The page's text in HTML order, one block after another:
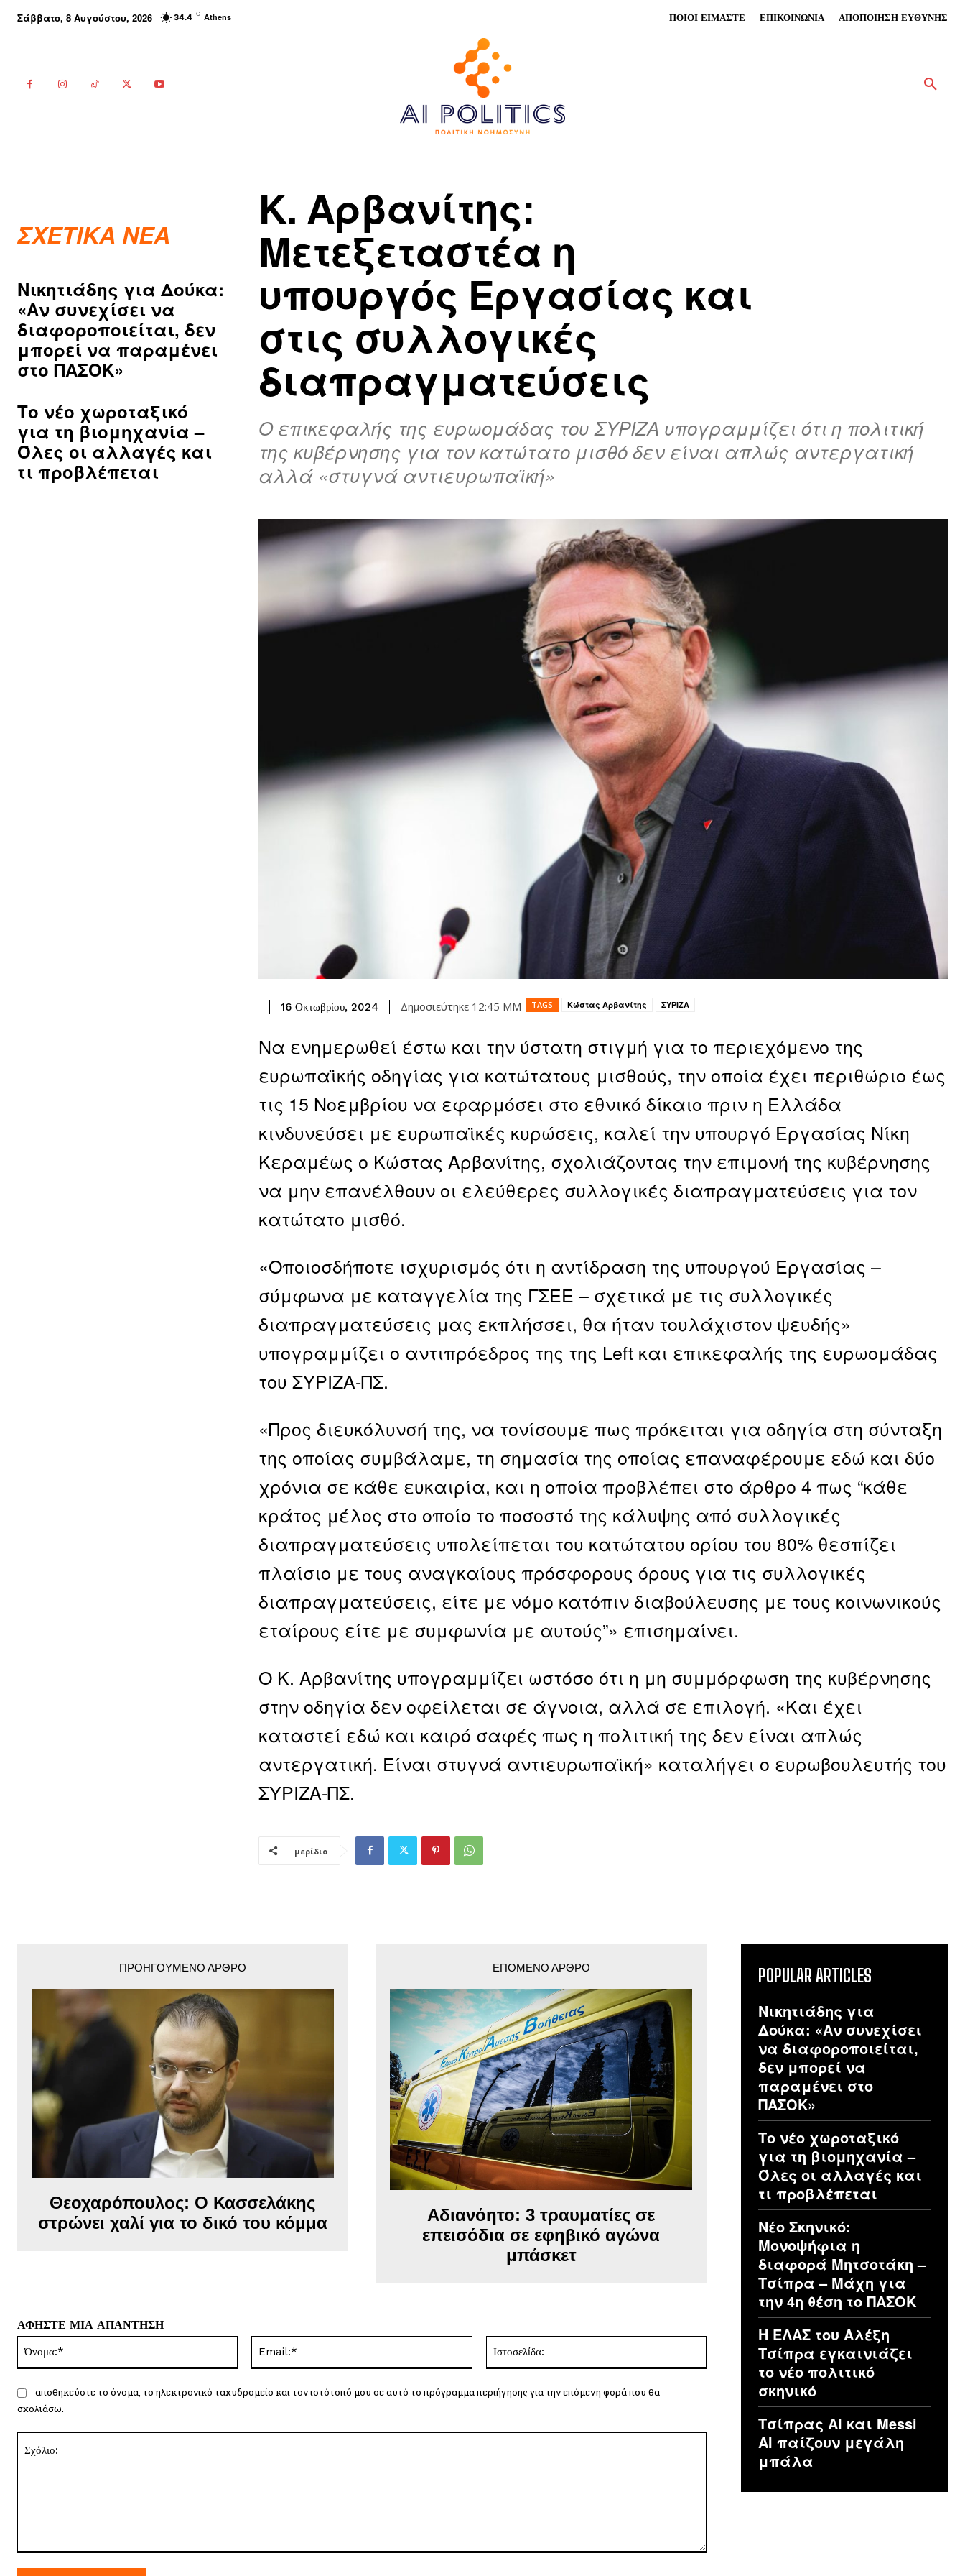
Σάββατο, 8 Αυγούστου, 2026 34.4 C Athens ΠΟΙΟΙ ΕΙΜΑΣΤΕ ΕΠΙΚΟΙΝΩΝΙΑ ΑΠΟΠΟΙΗΣΗ ΕΥΘΥΝΗΣ
ΣΧΕΤΙΚΑ ΝΕΑ
Νικητιάδης για Δούκα:
«Αν συνεχίσει να
διαφοροποιείται, δεν
μπορεί να παραμένει
στο ΠΑΣΟΚ»
Το νέο χωροταξικό
για τη βιομηχανία –
Όλες οι αλλαγές και
τι προβλέπεται
Κ. Αρβανίτης:
Μετεξεταστέα η
υπουργός Εργασίας και
στις συλλογικές
διαπραγματεύσεις
Ο επικεφαλής της ευρωομάδας του ΣΥΡΙΖΑ υπογραμμίζει ότι η πολιτική
της κυβέρνησης για τον κατώτατο μισθό δεν είναι απλώς αντεργατική
αλλά «στυγνά αντιευρωπαϊκή»
16 Οκτωβρίου, 2024 Δημοσιεύτηκε 12:45 ΜΜ TAGS Κώστας Αρβανίτης ΣΥΡΙΖΑ
Να ενημερωθεί έστω και την ύστατη στιγμή για το περιεχόμενο της
ευρωπαϊκής οδηγίας για κατώτατους μισθούς, την οποία έχει περιθώριο έως
τις 15 Νοεμβρίου να εφαρμόσει στο εθνικό δίκαιο πριν η Ελλάδα
κινδυνεύσει με ευρωπαϊκές κυρώσεις, καλεί την υπουργό Εργασίας Νίκη
Κεραμέως ο Κώστας Αρβανίτης, σχολιάζοντας την επιμονή της κυβέρνησης
να μην επανέλθουν οι ελεύθερες συλλογικές διαπραγματεύσεις για τον
κατώτατο μισθό.
«Οποιοσδήποτε ισχυρισμός ότι η αντίδραση της υπουργού Εργασίας –
σύμφωνα με καταγγελία της ΓΣΕΕ – σχετικά με τις συλλογικές
διαπραγματεύσεις μας εκπλήσσει, θα ήταν τουλάχιστον ψευδής»
υπογραμμίζει ο αντιπρόεδρος της της Left και επικεφαλής της ευρωομάδας
του ΣΥΡΙΖΑ-ΠΣ.
«Προς διευκόλυνσή της, να τονίσουμε πως πρόκειται για οδηγία στη σύνταξη
της οποίας συμβάλαμε, τη σημασία της οποίας επαναφέρουμε εδώ και δύο
χρόνια σε κάθε ευκαιρία, και η οποία προβλέπει στο άρθρο 4 πως “κάθε
κράτος μέλος στο οποίο το ποσοστό της κάλυψης από συλλογικές
διαπραγματεύσεις υπολείπεται του κατώτατου ορίου του 80% θεσπίζει
πλαίσιο με τους αναγκαίους πρόσφορους όρους για τις συλλογικές
διαπραγματεύσεις, είτε με νόμο κατόπιν διαβούλευσης με τους κοινωνικούς
εταίρους είτε με συμφωνία με αυτούς”» επισημαίνει.
Ο Κ. Αρβανίτης υπογραμμίζει ωστόσο ότι η μη συμμόρφωση της κυβέρνησης
στην οδηγία δεν οφείλεται σε άγνοια, αλλά σε επιλογή. «Και έχει
καταστεί εδώ και καιρό σαφές πως η πολιτική της δεν είναι απλώς
αντεργατική. Είναι στυγνά αντιευρωπαϊκή» καταλήγει ο ευρωβουλευτής του
ΣΥΡΙΖΑ-ΠΣ.
μερίδιο
ΠΡΟΗΓΟΎΜΕΝΟ ΆΡΘΡΟ
Θεοχαρόπουλος: Ο Κασσελάκης
στρώνει χαλί για το δικό του κόμμα
ΕΠΌΜΕΝΟ ΆΡΘΡΟ
Αδιανόητο: 3 τραυματίες σε
επεισόδια σε εφηβικό αγώνα
μπάσκετ
ΑΦΗΣΤΕ ΜΙΑ ΑΠΑΝΤΗΣΗ
Ιστοσελίδα:
αποθηκεύστε το όνομα, το ηλεκτρονικό ταχυδρομείο και τον ιστότοπό μου σε αυτό το πρόγραμμα περιήγησης για την επόμενη φορά που θα
σχολιάσω.
POPULAR ARTICLES
Νικητιάδης για
Δούκα: «Αν συνεχίσει
να διαφοροποιείται,
δεν μπορεί να
παραμένει στο
ΠΑΣΟΚ»
Το νέο χωροταξικό
για τη βιομηχανία –
Όλες οι αλλαγές και
τι προβλέπεται
Νέο Σκηνικό:
Μονοψήφια η
διαφορά Μητσοτάκη –
Τσίπρα – Μάχη για
την 4η θέση το ΠΑΣΟΚ
Η ΕΛΑΣ του Αλέξη
Τσίπρα εγκαινιάζει
το νέο πολιτικό
σκηνικό
Τσίπρας ΑΙ και Messi
AI παίζουν μεγάλη
μπάλα